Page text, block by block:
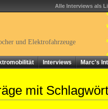
Alle Interviews als
und Elektrofahrzeuge
Interviews Marc's
mit